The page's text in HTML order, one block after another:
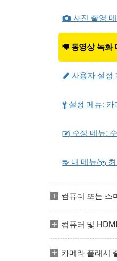
C 사진 촬영
1 동영상 녹화
A 사용자 설정
B 설정 메뉴: 카
N 수정 메뉴:
O 내 메뉴/m
컴퓨터 또는 스
컴퓨터 및
카메라 플래시